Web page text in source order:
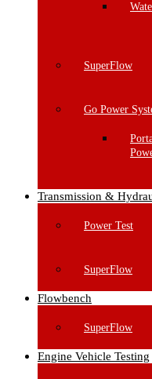
SuperFlow
Go Power
Transmission &
Power Test
SuperFlow
Flowbench
SuperFlow
Engine Vehicle Testing